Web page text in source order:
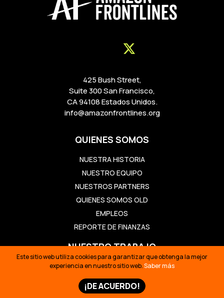
425 Bush Street,
Suite 300 San Francisco,
CA 94108 Estados Unidos.
info@amazonfrontlines.org
QUIENES SOMOS
NUESTRA HISTORIA
NUESTRO EQUIPO
NUESTROS PARTNERS
QUIENES SOMOS OLD
EMPLEOS
REPORTE DE FINANZAS
NUESTRO TRABAJO
CONSTRUYENDO SOLUCIONES
REVIVIENDO LA CULTURA
DEFENDIENDO EL TERRITORIO
Este sitio web utiliza cookies para garantizar que obtenga la mejor
experiencia en nuestro sitio web.Saber más
¡DE ACUERDO!